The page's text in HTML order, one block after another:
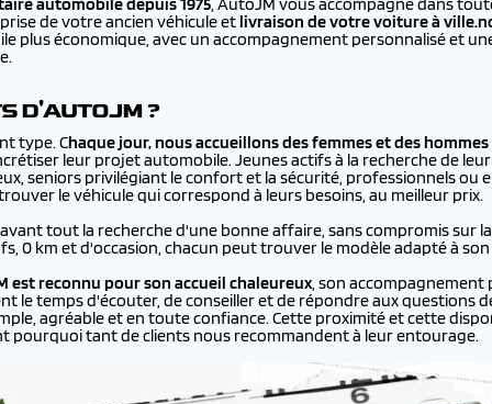
de votre ancien véhicule etlivraison de votre voiture à
plus économique, avec un accompagnement personnalisé et
D'AUTOJM ?
type. Chaque jour, nous accueillons des femmes et des
leur projet automobile. Jeunes actifs à la recherche de
seniors privilégiant le confort et la sécurité, professionnels ou
le véhicule qui correspond à leurs besoins, au meilleur prix.
tout la recherche d'une bonne affaire, sans compromis sur
0 km et d'occasion, chacun peut trouver le modèle adapté à
est reconnu pour son accueil chaleureux, son
le temps d'écouter, de conseiller et de répondre aux questions
agréable et en toute confiance. Cette proximité et cette
pourquoi tant de clients nous recommandent à leur entourage.